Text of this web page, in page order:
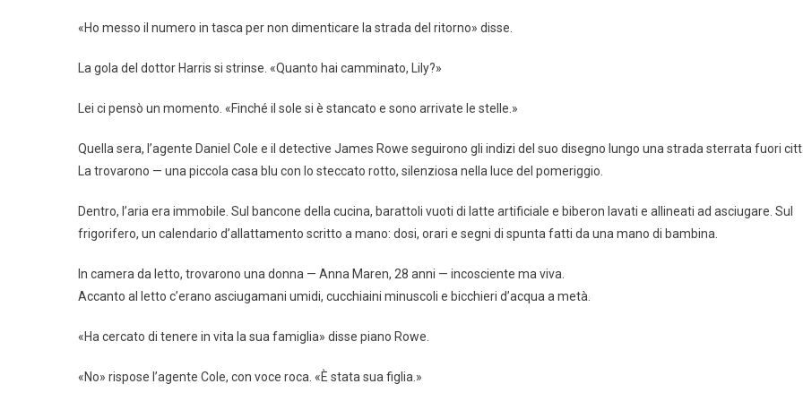
«Ho messo il numero in tasca per non dimenticare la strada del ritorno» disse.
La gola del dottor Harris si strinse. «Quanto hai camminato, Lily?»
Lei ci pensò un momento. «Finché il sole si è stancato e sono arrivate le stelle.»
Quella sera, l’agente Daniel Cole e il detective James Rowe seguirono gli indizi del suo disegno lungo una strada sterrata fuori
La trovarono — una piccola casa blu con lo steccato rotto, silenziosa nella luce del pomeriggio.
Dentro, l’aria era immobile. Sul bancone della cucina, barattoli vuoti di latte artificiale e biberon lavati e allineati ad asciugare. Sul
frigorifero, un calendario d’allattamento scritto a mano: dosi, orari e segni di spunta fatti da una mano di bambina.
In camera da letto, trovarono una donna — Anna Maren, 28 anni — incosciente ma viva.
Accanto al letto c’erano asciugamani umidi, cucchiaini minuscoli e bicchieri d’acqua a metà.
«Ha cercato di tenere in vita la sua famiglia» disse piano Rowe.
«No» rispose l’agente Cole, con voce roca. «È stata sua figlia.»